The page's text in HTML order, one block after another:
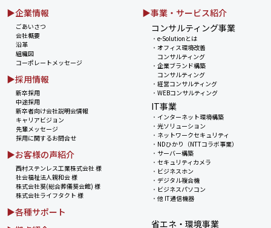
▶企業情報
ごあいさつ
会社概要
沿革
組織図
コーポレートメッセージ
▶採用情報
新卒採用
中途採用
新卒者向け会社説明会情報
キャリアビジョン
先輩メッセージ
採用に関するお問合せ
▶お客様の声紹介
西村ステンレス工業株式会社 様
社会福祉法人親和会 様
株式会社葵(総合葬儀葵会館) 様
株式会社ライフタクト 様
▶各種サポート
▶事業・サービス紹介
コンサルティング事業
・e-Solutionとは
・オフィス環境改善
コンサルティング
・企業ブランド構築
コンサルティング
・経営コンサルティング
・WEBコンサルティング
IT事業
・ インターネット環境構築
・光ソリューション
・ ネットワークセキュリティ
・ NDひかり（NTTコラボ事業）
・ サーバー構築
・セキュリティカメラ
・ ビジネスホン
・デジタル複合機
・ ビジネスパソコン
・他 IT通信機器
省エネ・環境事業